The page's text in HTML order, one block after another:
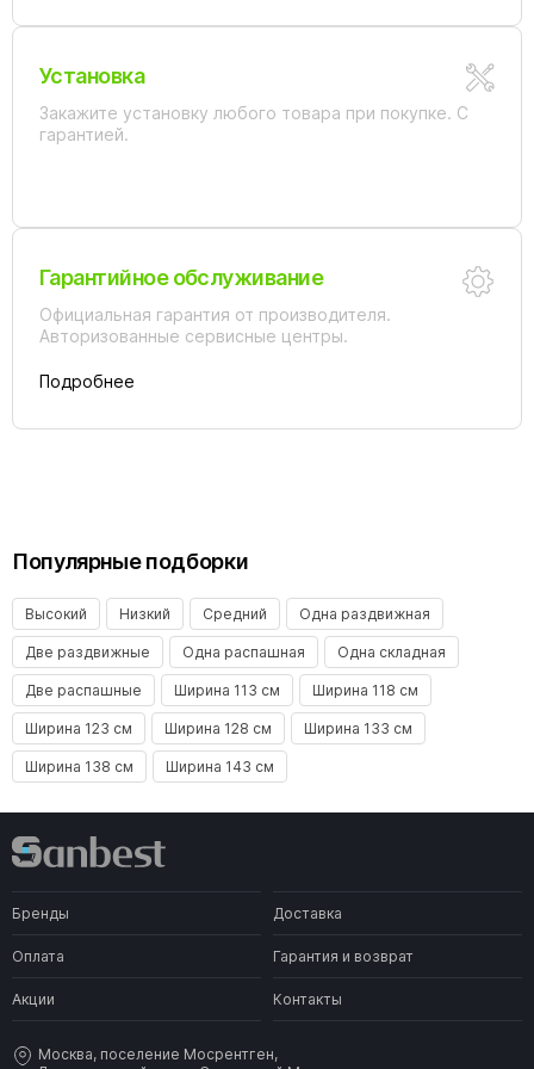
Установка
Закажите установку любого товара при покупке. С
гарантией.
Гарантийное обслуживание
Официальная гарантия от производителя.
Авторизованные сервисные центры.
Подробнее
Популярные подборки
Высокий Низкий Средний Одна раздвижная
Две раздвижные Одна распашная Одна складная
Две распашные Ширина 113 см Ширина 118 см
Ширина 123 см Ширина 128 см Ширина 133 см
Ширина 138 см Ширина 143 см
Бренды Доставка
Оплата Гарантия и возврат
Акции Контакты
Москва, поселение Мосрентген,